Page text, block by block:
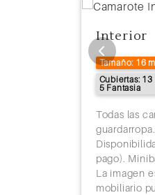
Interior
Tamaño: 16
Cubiertas:
5 Fantasia
Todas las
pago).
La imagen
mobiliario